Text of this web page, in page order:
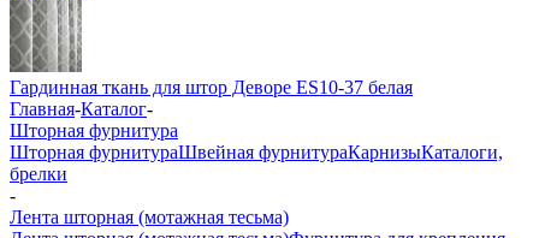
Гардинная ткань для штор Деворе ES10-37 белая
Главная-Каталог-
Шторная фурнитура
Шторная фурнитураШвейная фурнитураКарнизыКаталоги,
брелки
-
Лента шторная (мотажная тесьма)